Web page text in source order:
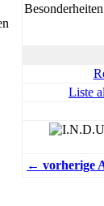
Liste
← vorherige